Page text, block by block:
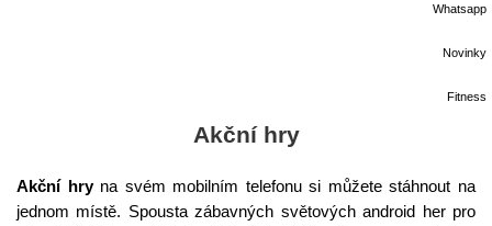
Whatsapp
Novinky
Fitness
Akční hry
Akční hryna svém mobilním telefonu si můžete stáhnout na
jednom místě. Spousta zábavných světových android her pro